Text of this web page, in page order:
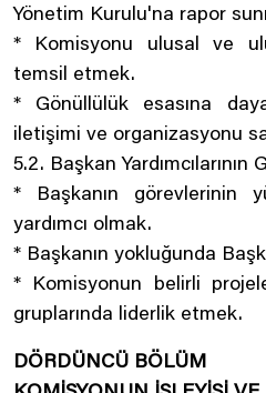
Yönetim Kurulu'na rapor
* Komisyonu ulusal ve
temsil etmek.
* Gönüllülük esasına
iletişimi ve organizasyonu
5.2. Başkan Yardımcılarının
* Başkanın görevlerinin
yardımcı olmak.
* Başkanın yokluğunda
* Komisyonun belirli
gruplarında liderlik etmek.
DÖRDÜNCÜ BÖLÜM